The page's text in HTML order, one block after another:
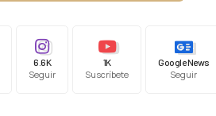
6.6K
Seguir
1K
Suscríbete
Google News
Seguir